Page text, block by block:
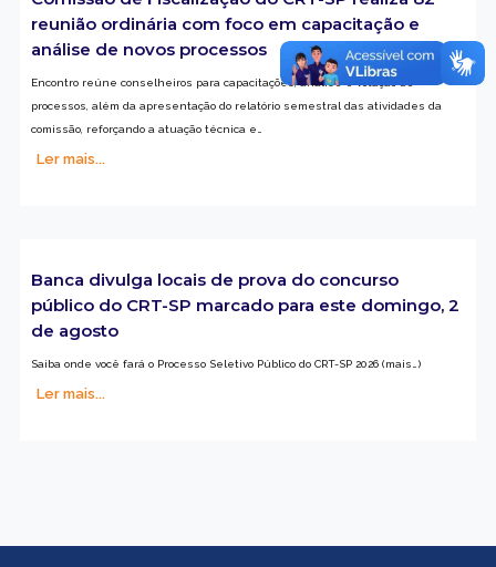
reunião ordinária com foco em capacitação e
análise de novos processos
Encontro reúne conselheiros para capacitações, análise e votação de
processos, além da apresentação do relatório semestral das atividades da
comissão, reforçando a atuação técnica e…
Ler mais...
Banca divulga locais de prova do concurso
público do CRT-SP marcado para este domingo, 2
de agosto
Saiba onde você fará o Processo Seletivo Público do CRT-SP 2026 (mais…)
Ler mais...